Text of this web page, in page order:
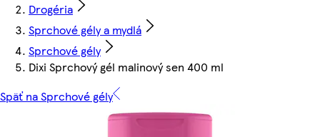
Drogéria
Sprchové gély a mydlá
Sprchové gély
Dixi Sprchový gél malinový sen 400 ml
Späť na Sprchové gély